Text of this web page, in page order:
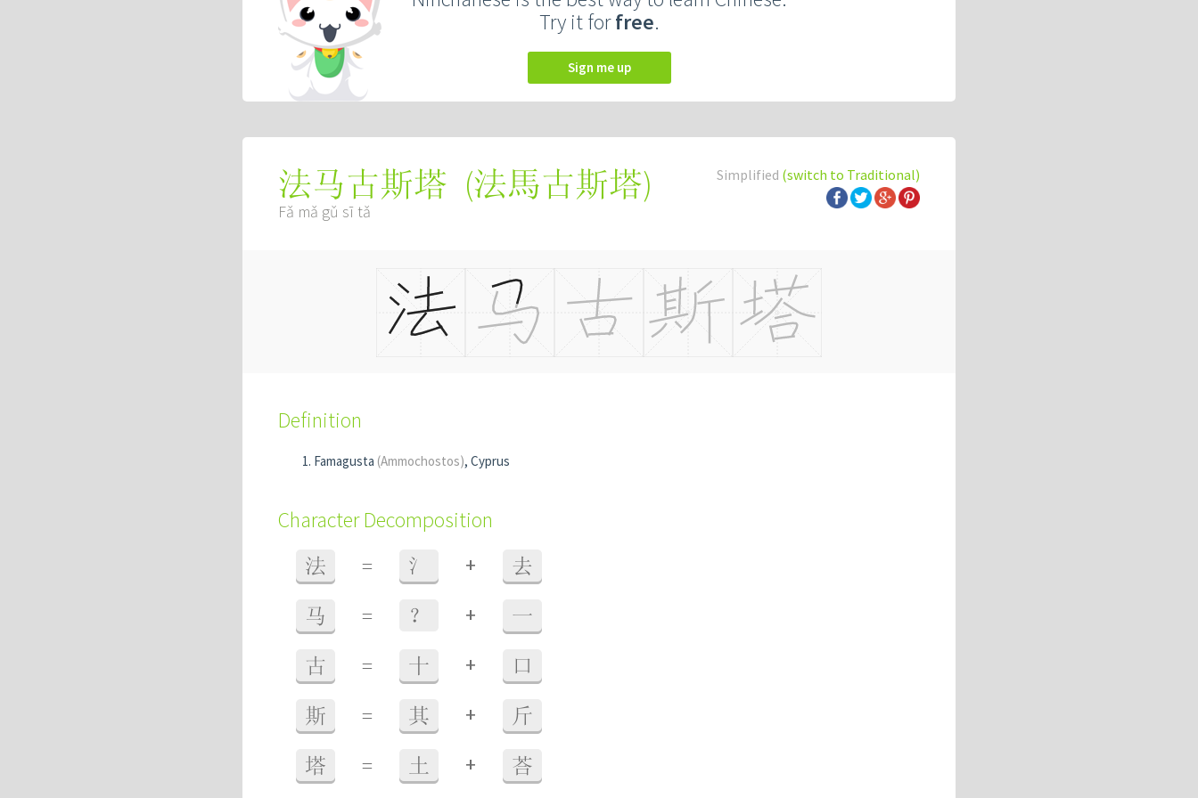
Try it forfree.
Sign me up
Simplified (switch to Traditional)
法马古斯塔 (法馬古斯塔)
Fǎ mǎ gǔ sī tǎ
Definition
Famagusta (Ammochostos), Cyprus
Character Decomposition
法 = 氵 + 去
马 = ？ + 一
古 = 十 + 口
斯 = 其 + 斤
塔 = 土 + 荅